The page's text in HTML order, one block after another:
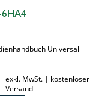
Universal
exkl. MwSt. | kostenloser
Versand